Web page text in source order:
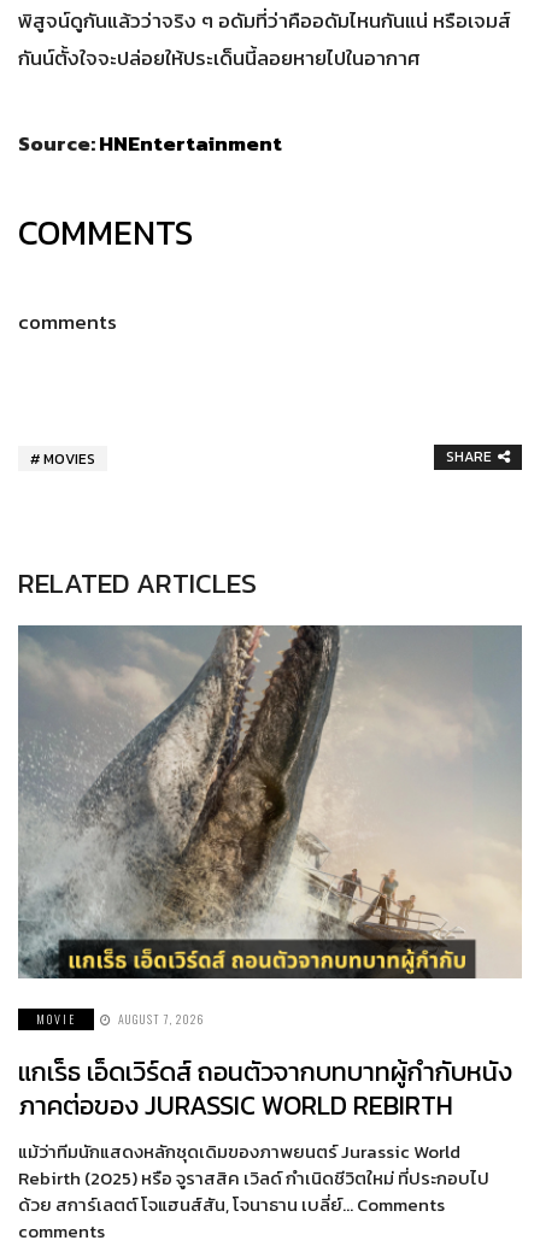
พิสูจน์ดูกันแล้วว่าจริง ๆ อดัมที่ว่าคืออดัมไหนกันแน่ หรือเจมส์
กันน์ตั้งใจจะปล่อยให้ประเด็นนี้ลอยหายไปในอากาศ
Source:HNEntertainment
COMMENTS
comments
MOVIES SHARE
RELATED ARTICLES
MOVIE AUGUST 7, 2026
แกเร็ธ เอ็ดเวิร์ดส์ ถอนตัวจากบทบาทผู้กำกับหนัง
ภาคต่อของ JURASSIC WORLD REBIRTH
แม้ว่าทีมนักแสดงหลักชุดเดิมของภาพยนตร์ Jurassic World
Rebirth (2025) หรือ จูราสสิค เวิลด์ กำเนิดชีวิตใหม่ ที่ประกอบไป
ด้วย สการ์เลตต์ โจแฮนส์สัน, โจนาธาน เบลี่ย์… Comments
comments